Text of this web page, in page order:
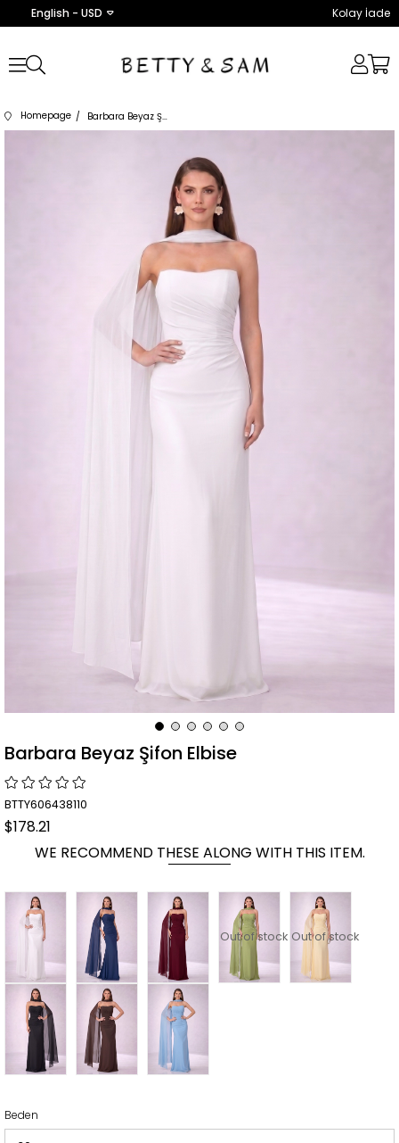
English - USD Kolay İade
Homepage Barbara Beyaz Şifon Elbise
Barbara Beyaz Şifon Elbise
BTTY606438110
$178.21
WE RECOMMEND THESE ALONG WITH THIS ITEM.
Out of stock Out of stock
Beden